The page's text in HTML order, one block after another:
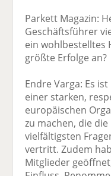
Parkett Magazin:
Geschäftsführer
ein wohlbestelltes
größte Erfolge an?
Endre Varga: Es
einer starken,
europäischen
zu machen, die
vielfältigsten
vertritt. Zudem
Mitglieder